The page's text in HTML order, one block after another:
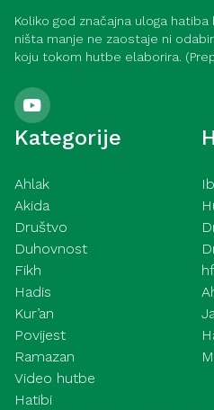
Koliko god značajna uloga
ništa manje ne zaostaje ni
koju tokom hutbe elaborira.
Kategorije
Ahlak
Akida
Društvo
Duhovnost
Fikh
Hadis
Kur’an
Povijest
Ramazan
Video hutbe
Hatibi